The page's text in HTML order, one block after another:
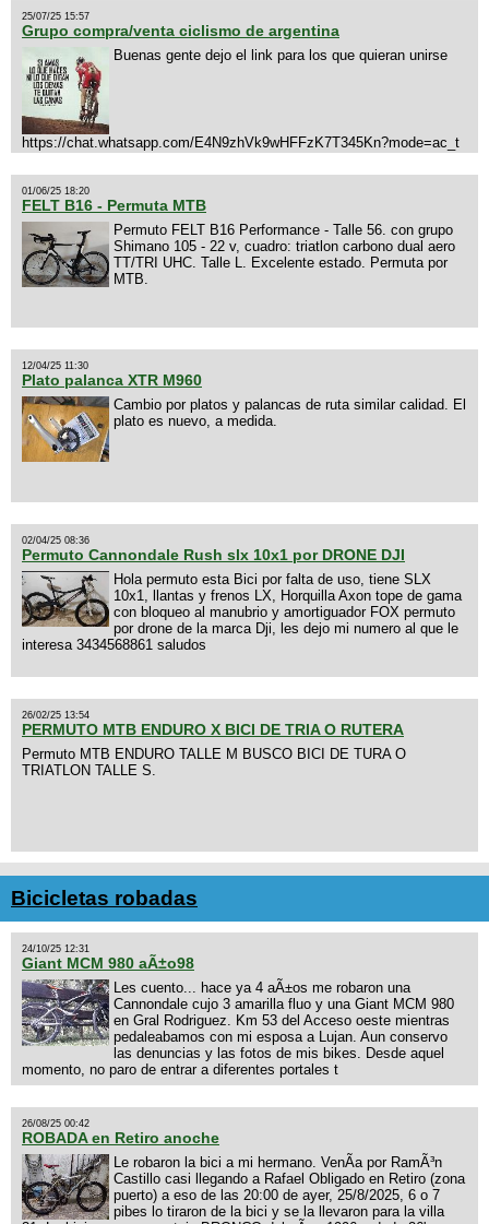
25/07/25 15:57
Grupo compra/venta ciclismo de argentina
Buenas gente dejo el link para los que quieran unirse
https://chat.whatsapp.com/E4N9zhVk9wHFFzK7T345Kn?mode=ac_t
01/06/25 18:20
FELT B16 - Permuta MTB
Permuto FELT B16 Performance - Talle 56. con grupo
Shimano 105 - 22 v, cuadro: triatlon carbono dual aero
TT/TRI UHC. Talle L. Excelente estado. Permuta por
MTB.
12/04/25 11:30
Plato palanca XTR M960
Cambio por platos y palancas de ruta similar calidad. El
plato es nuevo, a medida.
02/04/25 08:36
Permuto Cannondale Rush slx 10x1 por DRONE DJI
Hola permuto esta Bici por falta de uso, tiene SLX
10x1, llantas y frenos LX, Horquilla Axon tope de gama
con bloqueo al manubrio y amortiguador FOX permuto
por drone de la marca Dji, les dejo mi numero al que le
interesa 3434568861 saludos
26/02/25 13:54
PERMUTO MTB ENDURO X BICI DE TRIA O RUTERA
Permuto MTB ENDURO TALLE M BUSCO BICI DE TURA O
TRIATLON TALLE S.
Bicicletas robadas
24/10/25 12:31
Giant MCM 980 aÃ±o98
Les cuento... hace ya 4 aÃ±os me robaron una
Cannondale cujo 3 amarilla fluo y una Giant MCM 980
en Gral Rodriguez. Km 53 del Acceso oeste mientras
pedaleabamos con mi esposa a Lujan. Aun conservo
las denuncias y las fotos de mis bikes. Desde aquel
momento, no paro de entrar a diferentes portales t
26/08/25 00:42
ROBADA en Retiro anoche
Le robaron la bici a mi hermano. VenÃ­a por RamÃ³n
Castillo casi llegando a Rafael Obligado en Retiro (zona
puerto) a eso de las 20:00 de ayer, 25/8/2025, 6 o 7
pibes lo tiraron de la bici y se la llevaron para la villa